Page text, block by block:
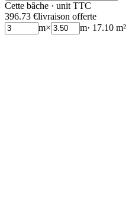
Cette bâche · unit TTC
396.73 €livraison offerte
m× m· 17.10 m²